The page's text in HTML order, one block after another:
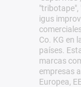
"tribotape",
igus
Co. KG en
países.
marcas
empresas
Europea,